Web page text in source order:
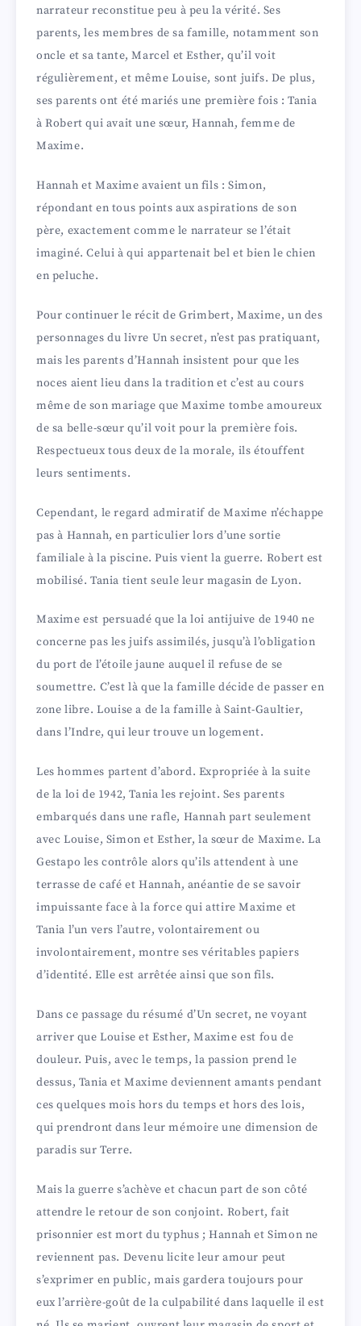
narrateur reconstitue peu à peu la vérité. Ses
parents, les membres de sa famille, notamment son
oncle et sa tante, Marcel et Esther, qu’il voit
régulièrement, et même Louise, sont juifs. De plus,
ses parents ont été mariés une première fois : Tania
à Robert qui avait une sœur, Hannah, femme de
Maxime.
Hannah et Maxime avaient un fils : Simon,
répondant en tous points aux aspirations de son
père, exactement comme le narrateur se l’était
imaginé. Celui à qui appartenait bel et bien le chien
en peluche.
Pour continuer le récit de Grimbert, Maxime, un des
personnages du livre Un secret, n’est pas pratiquant,
mais les parents d’Hannah insistent pour que les
noces aient lieu dans la tradition et c’est au cours
même de son mariage que Maxime tombe amoureux
de sa belle-sœur qu’il voit pour la première fois.
Respectueux tous deux de la morale, ils étouffent
leurs sentiments.
Cependant, le regard admiratif de Maxime n’échappe
pas à Hannah, en particulier lors d’une sortie
familiale à la piscine. Puis vient la guerre. Robert est
mobilisé. Tania tient seule leur magasin de Lyon.
Maxime est persuadé que la loi antijuive de 1940 ne
concerne pas les juifs assimilés, jusqu’à l’obligation
du port de l’étoile jaune auquel il refuse de se
soumettre. C’est là que la famille décide de passer en
zone libre. Louise a de la famille à Saint-Gaultier,
dans l’Indre, qui leur trouve un logement.
Les hommes partent d’abord. Expropriée à la suite
de la loi de 1942, Tania les rejoint. Ses parents
embarqués dans une rafle, Hannah part seulement
avec Louise, Simon et Esther, la sœur de Maxime. La
Gestapo les contrôle alors qu’ils attendent à une
terrasse de café et Hannah, anéantie de se savoir
impuissante face à la force qui attire Maxime et
Tania l’un vers l’autre, volontairement ou
involontairement, montre ses véritables papiers
d’identité. Elle est arrêtée ainsi que son fils.
Dans ce passage du résumé d’Un secret, ne voyant
arriver que Louise et Esther, Maxime est fou de
douleur. Puis, avec le temps, la passion prend le
dessus, Tania et Maxime deviennent amants pendant
ces quelques mois hors du temps et hors des lois,
qui prendront dans leur mémoire une dimension de
paradis sur Terre.
Mais la guerre s’achève et chacun part de son côté
attendre le retour de son conjoint. Robert, fait
prisonnier est mort du typhus ; Hannah et Simon ne
reviennent pas. Devenu licite leur amour peut
s’exprimer en public, mais gardera toujours pour
eux l’arrière-goût de la culpabilité dans laquelle il est